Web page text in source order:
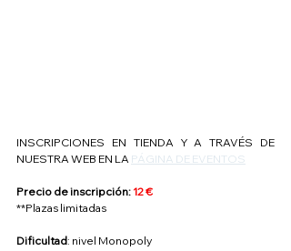
INSCRIPCIONES EN TIENDA Y A TRAVÉS DE
NUESTRA WEB EN LA PÁGINA DE EVENTOS
Precio de inscripción: 12 €
**Plazas limitadas
Dificultad: nivel Monopoly